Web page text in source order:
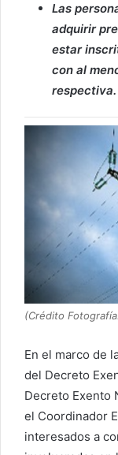
Las
adquirir
estar
con al
respectiva.
(Crédito
En el marco de
del Decreto
Decreto Exento
el Coordinador
interesados a